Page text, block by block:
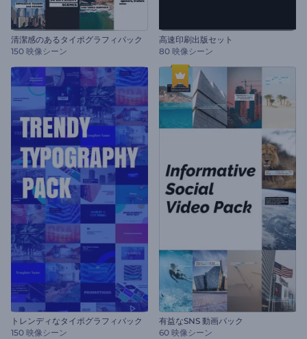
清潔感のあるタイポグラフィパック
150 映像シーン
高速印刷出版セット
80 映像シーン
トレンディなタイポグラフィパック
150 映像シーン
有益なSNS 動画パック
60 映像シーン